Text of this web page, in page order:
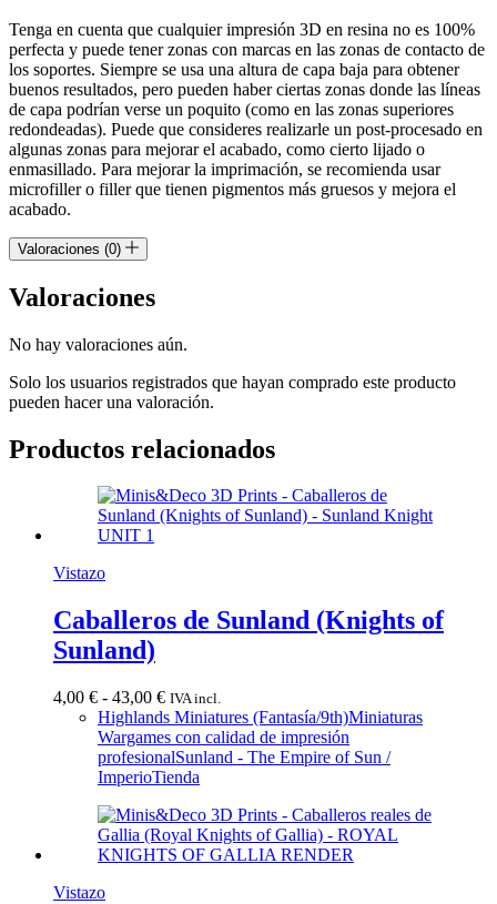
Tenga en cuenta que cualquier impresión 3D en resina no es 100%
perfecta y puede tener zonas con marcas en las zonas de contacto de
los soportes. Siempre se usa una altura de capa baja para obtener
buenos resultados, pero pueden haber ciertas zonas donde las líneas
de capa podrían verse un poquito (como en las zonas superiores
redondeadas). Puede que consideres realizarle un post-procesado en
algunas zonas para mejorar el acabado, como cierto lijado o
enmasillado. Para mejorar la imprimación, se recomienda usar
microfiller o filler que tienen pigmentos más gruesos y mejora el
acabado.
Valoraciones (0)
Valoraciones
No hay valoraciones aún.
Solo los usuarios registrados que hayan comprado este producto
pueden hacer una valoración.
Productos relacionados
Vistazo
Caballeros de Sunland (Knights of
Sunland)
4,00 € - 43,00 €Rango
de
precios:
desde
4,00 €
43,00 €
IVA incl.
Highlands Miniatures (Fantasía/9th)Miniaturas
Wargames con calidad de impresión
profesionalSunland - The Empire of Sun /
ImperioTienda
Vistazo